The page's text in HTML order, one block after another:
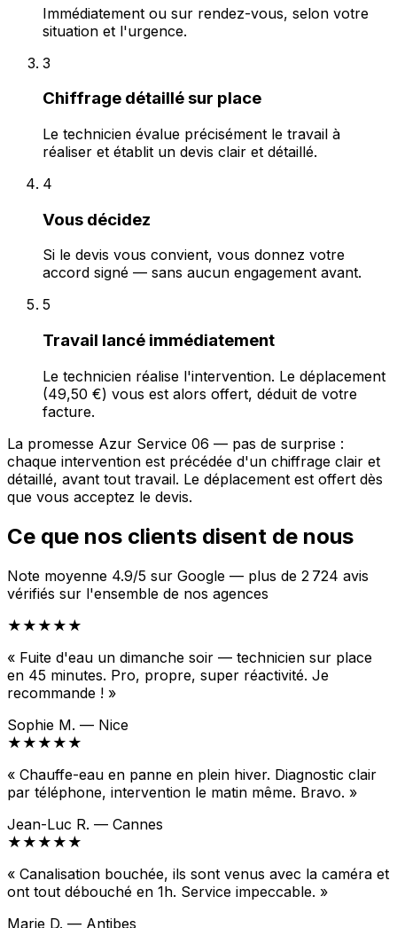
Immédiatement ou sur rendez-vous, selon votre
situation et l'urgence.
3
Chiffrage détaillé sur place
Le technicien évalue précisément le travail à
réaliser et établit un devis clair et détaillé.
4
Vous décidez
Si le devis vous convient, vous donnez votre
accord signé — sans aucun engagement avant.
5
Travail lancé immédiatement
Le technicien réalise l'intervention. Le déplacement
(49,50 €) vous est alors offert, déduit de votre
facture.
La promesse Azur Service 06 — pas de surprise :
chaque intervention est précédée d'un chiffrage clair et
détaillé, avant tout travail. Le déplacement est offert dès
que vous acceptez le devis.
Ce que nos clients disent de nous
Note moyenne 4.9/5 sur Google — plus de 2 724 avis
vérifiés sur l'ensemble de nos agences
★★★★★
« Fuite d'eau un dimanche soir — technicien sur place
en 45 minutes. Pro, propre, super réactivité. Je
recommande ! »
Sophie M. — Nice
★★★★★
« Chauffe-eau en panne en plein hiver. Diagnostic clair
par téléphone, intervention le matin même. Bravo. »
Jean-Luc R. — Cannes
★★★★★
« Canalisation bouchée, ils sont venus avec la caméra et
ont tout débouché en 1h. Service impeccable. »
Marie D. — Antibes